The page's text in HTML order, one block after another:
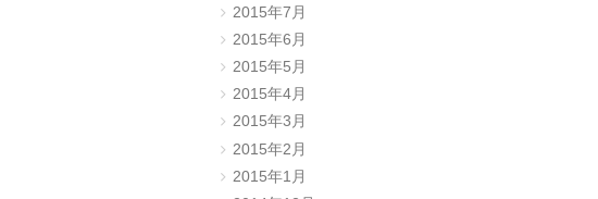
2015年7月
2015年6月
2015年5月
2015年4月
2015年3月
2015年2月
2015年1月